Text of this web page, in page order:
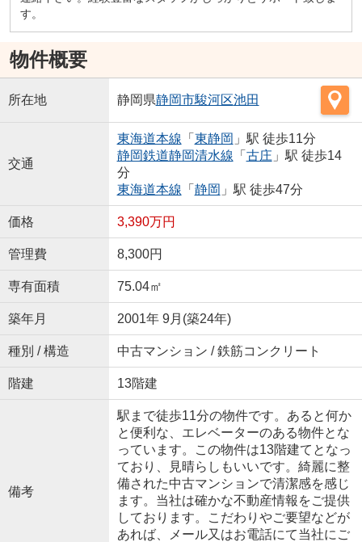
す。
物件概要
所在地 静岡県静岡市駿河区池田
交通
東海道本線 「 東静岡 」駅 徒歩11分
静岡鉄道静岡清水線 「 古庄 」駅 徒歩14
分
東海道本線 「 静岡 」駅 徒歩47分
価格 3,390万円
管理費 8,300円
専有面積 75.04㎡
築年月 2001年 9月(築24年)
種別 / 構造 中古マンション / 鉄筋コンクリート
階建 13階建
備考
駅まで徒歩11分の物件です。あると何か
と便利な、エレベーターのある物件とな
っています。この物件は13階建てとなっ
ており、見晴らしもいいです。綺麗に整
備された中古マンションで清潔感を感じ
ます。当社は確かな不動産情報をご提供
しております。こだわりやご要望などが
あれば、メール又はお電話にて当社にご